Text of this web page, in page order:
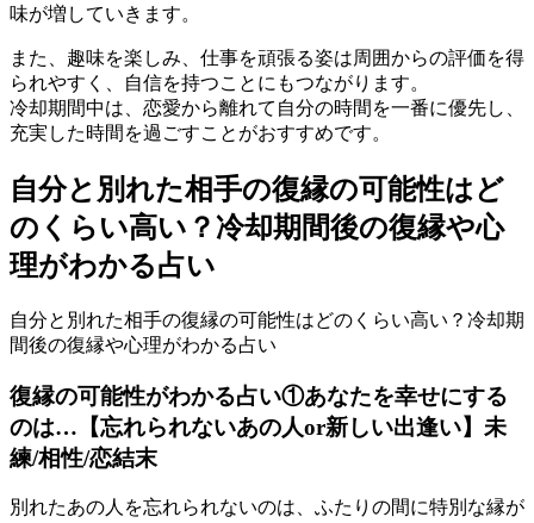
味が増していきます。
また、趣味を楽しみ、仕事を頑張る姿は周囲からの評価を得
られやすく、自信を持つことにもつながります。
冷却期間中は、恋愛から離れて自分の時間を一番に優先し、
充実した時間を過ごすことがおすすめです。
自分と別れた相手の復縁の可能性はど
のくらい高い？冷却期間後の復縁や心
理がわかる占い
自分と別れた相手の復縁の可能性はどのくらい高い？冷却期
間後の復縁や心理がわかる占い
復縁の可能性がわかる占い①あなたを幸せにする
のは…【忘れられないあの人or新しい出逢い】未
練/相性/恋結末
別れたあの人を忘れられないのは、ふたりの間に特別な縁が